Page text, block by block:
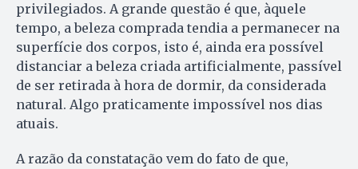
privilegiados. A grande questão é que, àquele
tempo, a beleza comprada tendia a permanecer na
superfície dos corpos, isto é, ainda era possível
distanciar a beleza criada artificialmente, passível
de ser retirada à hora de dormir, da considerada
natural. Algo praticamente impossível nos dias
atuais.
A razão da constatação vem do fato de que,